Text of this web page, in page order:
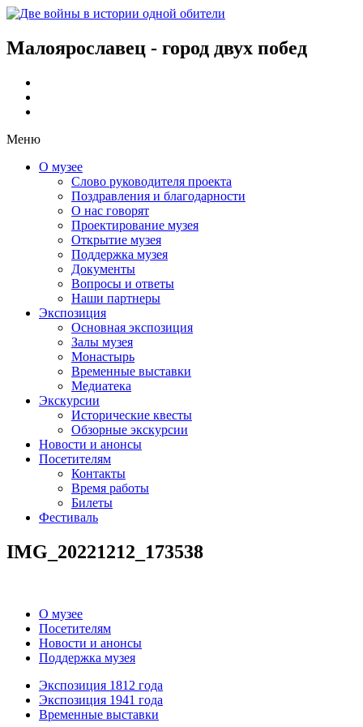
Малоярославец - город двух побед
Меню
О музее
Слово руководителя проекта
Поздравления и благодарности
О нас говорят
Проектирование музея
Открытие музея
Поддержка музея
Документы
Вопросы и ответы
Наши партнеры
Экспозиция
Основная экспозиция
Залы музея
Монастырь
Временные выставки
Медиатека
Экскурсии
Исторические квесты
Обзорные экскурсии
Новости и анонсы
Посетителям
Контакты
Время работы
Билеты
Фестиваль
IMG_20221212_173538
О музее
Посетителям
Новости и анонсы
Поддержка музея
Экспозиция 1812 года
Экспозиция 1941 года
Временные выставки